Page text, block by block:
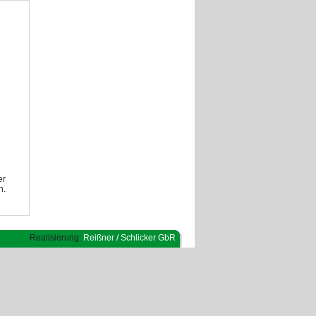
Realisierung: Reißner / Schlicker GbR